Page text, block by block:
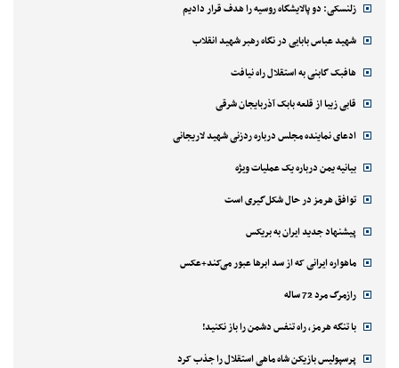
زلنسکی: دو پالایشگاه روسیه را هدف قرار دادیم
شهید عباس بابایی در نگاه رهبر شهید انقلاب
هافبک گابنی به استقلال راه نیافت
قابی زیبا از قلعه بابک آذربایجان شرقی
ادعای نماینده مجلس درباره ردزنی شهید لاریجانی
بیانیه یمن درباره یک عملیات ویژه
توافق هرمز در حال شکل‌گیری است
پیشنهاد جدید ایران به بریکس
ماهواره ایرانی که از سد ابرها عبور می‌کند+عکس
رازمرگ مرد 72 ساله
با تنگه هرمز، راه تنفس دشمن را باز نکنید!
پرسپولیس بازیکن شاه ماهی استقلال را جذب کرد